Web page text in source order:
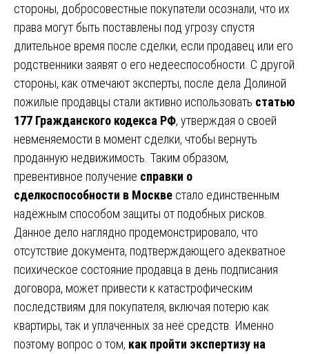
стороны, добросовестные покупатели осознали, что их
права могут быть поставлены под угрозу спустя
длительное время после сделки, если продавец или его
родственники заявят о его недееспособности. С другой
стороны, как отмечают эксперты, после дела Долиной
пожилые продавцы стали активно использовать статью
177 Гражданского кодекса РФ, утверждая о своей
невменяемости в момент сделки, чтобы вернуть
проданную недвижимость. Таким образом,
превентивное получение справки о
сделкоспособности в Москве стало единственным
надёжным способом защиты от подобных рисков.
Данное дело наглядно продемонстрировало, что
отсутствие документа, подтверждающего адекватное
психическое состояние продавца в день подписания
договора, может привести к катастрофическим
последствиям для покупателя, включая потерю как
квартиры, так и уплаченных за неё средств. Именно
поэтому вопрос о том, как пройти экспертизу на